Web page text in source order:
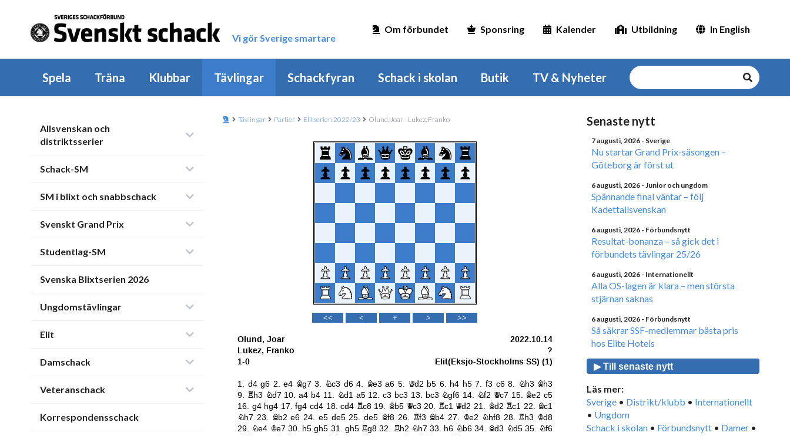
Vi gör Sverige smartare
Om förbundet Sponsring Kalender Utbildning In English
Spela Träna Klubbar Tävlingar Schackfyran Schack i skolan Butik TV & Nyheter
Allsvenskan och
distriktsserier
Schack-SM
SM i blixt och snabbschack
Svenskt Grand Prix
Studentlag-SM
Svenska Blixtserien 2026
Ungdomstävlingar
Elit
Damschack
Veteranschack
Korrespondensschack
Tävlingar Partier Elitserien 2022/23 Olund, Joar - Lukez, Franko Senaste nytt
7 augusti, 2026 - Sverige
Nu startar Grand Prix-säsongen –
Göteborg är först ut
6 augusti, 2026 - Junior och ungdom
Spännande final väntar – följ
Kadettallsvenskan
6 augusti, 2026 - Förbundsnytt
Resultat-bonanza – så gick det i
förbundets tävlingar 25/26
6 augusti, 2026 - Internationellt
Alla OS-lagen är klara – men största
stjärnan saknas
6 augusti, 2026 - Förbundsnytt
Så säkrar SSF-medlemmar bästa pris
hos Elite Hotels
▶ Till senaste nytt
Läs mer:
Sverige • Distrikt/klubb • Internationellt
• Ungdom
Schack i skolan • Förbundsnytt • Damer •